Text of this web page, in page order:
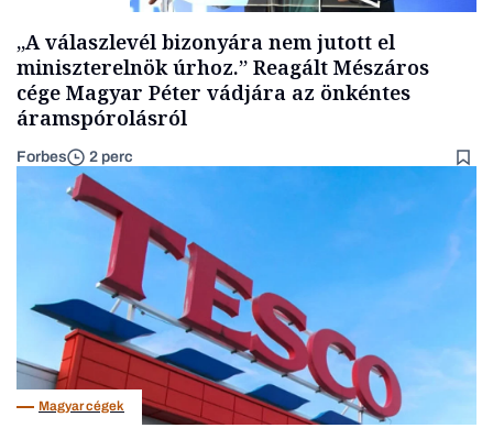
„A válaszlevél bizonyára nem jutott el
miniszterelnök úrhoz.” Reagált Mészáros
cége Magyar Péter vádjára az önkéntes
áramspórolásról
Forbes 2 perc
Magyar cégek